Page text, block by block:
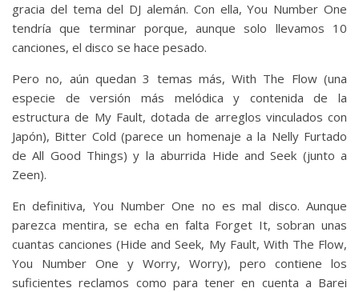
gracia del tema del DJ alemán. Con ella, You Number One
tendría que terminar porque, aunque solo llevamos 10
canciones, el disco se hace pesado.
Pero no, aún quedan 3 temas más, With The Flow (una
especie de versión más melódica y contenida de la
estructura de My Fault, dotada de arreglos vinculados con
Japón), Bitter Cold (parece un homenaje a la Nelly Furtado
de All Good Things) y la aburrida Hide and Seek (junto a
Zeen).
En definitiva, You Number One no es mal disco. Aunque
parezca mentira, se echa en falta Forget It, sobran unas
cuantas canciones (Hide and Seek, My Fault, With The Flow,
You Number One y Worry, Worry), pero contiene los
suficientes reclamos como para tener en cuenta a Barei